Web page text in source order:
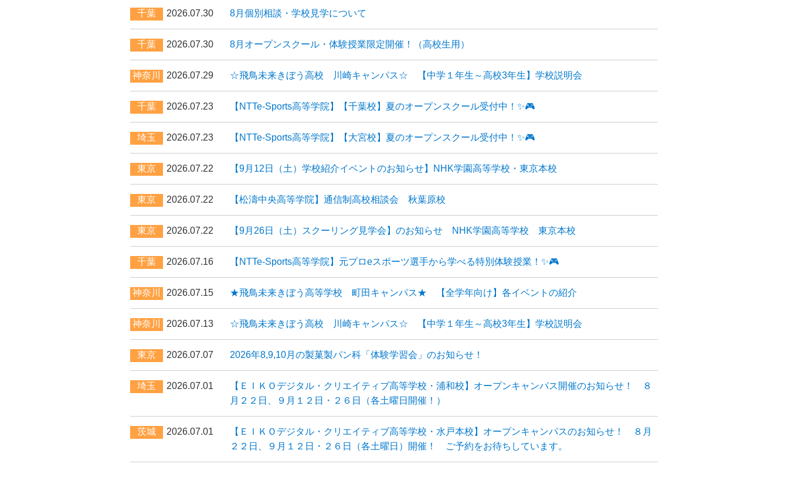
千葉 2026.07.30 8月個別相談・学校見学について
千葉 2026.07.30 8月オープンスクール・体験授業限定開催！（高校生用）
神奈川 2026.07.29 ☆飛鳥未来きぼう高校 川崎キャンパス☆ 【中学１年生～高校3年生】学校説明会
千葉 2026.07.23 【NTTe-Sports高等学院】【千葉校】夏のオープンスクール受付中！✨🎮
埼玉 2026.07.23 【NTTe-Sports高等学院】【大宮校】夏のオープンスクール受付中！✨🎮
東京 2026.07.22 【9月12日（土）学校紹介イベントのお知らせ】NHK学園高等学校・東京本校
東京 2026.07.22 【松濤中央高等学院】通信制高校相談会 秋葉原校
東京 2026.07.22 【9月26日（土）スクーリング見学会】のお知らせ NHK学園高等学校 東京本校
千葉 2026.07.16 【NTTe-Sports高等学院】元プロeスポーツ選手から学べる特別体験授業！✨🎮
神奈川 2026.07.15 ★飛鳥未来きぼう高等学校 町田キャンパス★ 【全学年向け】各イベントの紹介
神奈川 2026.07.13 ☆飛鳥未来きぼう高校 川崎キャンパス☆ 【中学１年生～高校3年生】学校説明会
東京 2026.07.07 2026年8,9,10月の製菓製パン科「体験学習会」のお知らせ！
埼玉 2026.07.01
【ＥＩＫＯデジタル・クリエイティブ高等学校・浦和校】オープンキャンパス開催のお知らせ！ ８
月２２日、９月１２日・２６日（各土曜日開催！）
茨城 2026.07.01
【ＥＩＫＯデジタル・クリエイティブ高等学校・水戸本校】オープンキャンパスのお知らせ！ ８月
２２日、９月１２日・２６日（各土曜日）開催！ ご予約をお待ちしています。